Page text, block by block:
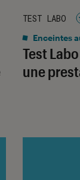
Test
une
TEST LABO
Enceintes